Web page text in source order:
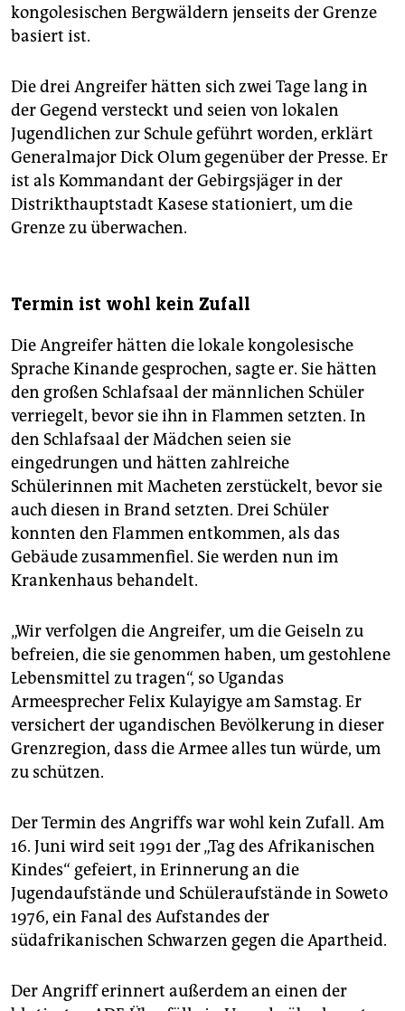
kongolesischen Bergwäldern jenseits der Grenze
basiert ist.
Die drei Angreifer hätten sich zwei Tage lang in
der Gegend versteckt und seien von lokalen
Jugendlichen zur Schule geführt worden, erklärt
Generalmajor Dick Olum gegenüber der Presse. Er
ist als Kommandant der Gebirgsjäger in der
Distrikthauptstadt Kasese stationiert, um die
Grenze zu überwachen.
Termin ist wohl kein Zufall
Die Angreifer hätten die lokale kongolesische
Sprache Kinande gesprochen, sagte er. Sie hätten
den großen Schlafsaal der männlichen Schüler
verriegelt, bevor sie ihn in Flammen setzten. In
den Schlafsaal der Mädchen seien sie
eingedrungen und hätten zahlreiche
Schülerinnen mit Macheten zerstückelt, bevor sie
auch diesen in Brand setzten. Drei Schüler
konnten den Flammen entkommen, als das
Gebäude zusammenfiel. Sie werden nun im
Krankenhaus behandelt.
„Wir verfolgen die Angreifer, um die Geiseln zu
befreien, die sie genommen haben, um gestohlene
Lebensmittel zu tragen“, so Ugandas
Armeesprecher Felix Kulayigye am Samstag. Er
versichert der ugandischen Bevölkerung in dieser
Grenzregion, dass die Armee alles tun würde, um
zu schützen.
Der Termin des Angriffs war wohl kein Zufall. Am
16. Juni wird seit 1991 der „Tag des Afrikanischen
Kindes“ gefeiert, in Erinnerung an die
Jugendaufstände und Schüleraufstände in Soweto
1976, ein Fanal des Aufstandes der
südafrikanischen Schwarzen gegen die Apartheid.
Der Angriff erinnert außerdem an einen der